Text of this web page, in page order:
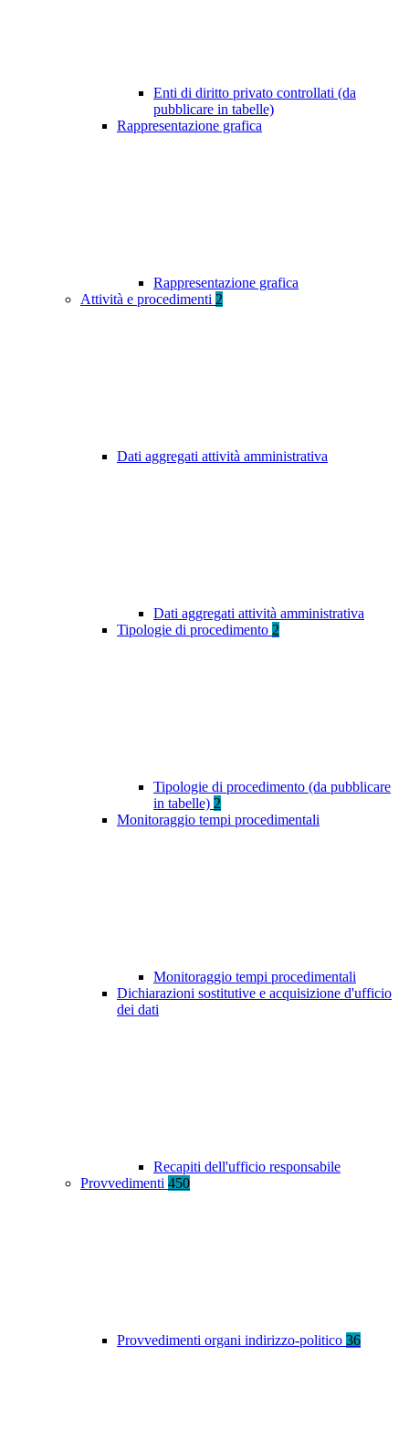
Enti di diritto privato controllati (da
pubblicare in tabelle)
Rappresentazione grafica
Rappresentazione grafica
Attività e procedimenti 2
Dati aggregati attività amministrativa
Dati aggregati attività amministrativa
Tipologie di procedimento 2
Tipologie di procedimento (da pubblicare
in tabelle) 2
Monitoraggio tempi procedimentali
Monitoraggio tempi procedimentali
Dichiarazioni sostitutive e acquisizione d'ufficio
dei dati
Recapiti dell'ufficio responsabile
Provvedimenti 450
Provvedimenti organi indirizzo-politico 36